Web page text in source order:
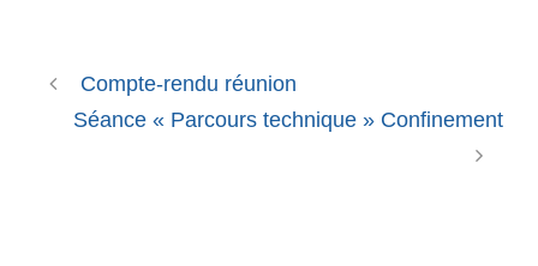
Compte-rendu réunion
Séance « Parcours technique » Confinement